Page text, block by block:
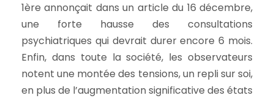
1ère annonçait dans un article du 16 décembre,
une forte hausse des consultations
psychiatriques qui devrait durer encore 6 mois.
Enfin, dans toute la société, les observateurs
notent une montée des tensions, un repli sur soi,
en plus de l’augmentation significative des états